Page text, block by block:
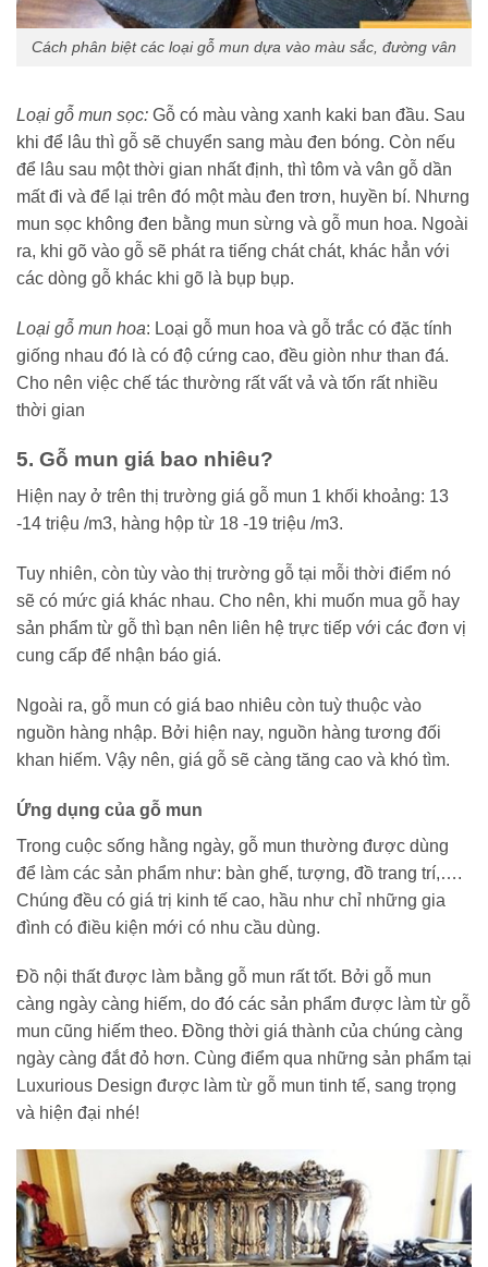
Cách phân biệt các loại gỗ mun dựa vào màu sắc, đường vân
Loại gỗ mun sọc: Gỗ có màu vàng xanh kaki ban đầu. Sau
khi để lâu thì gỗ sẽ chuyển sang màu đen bóng. Còn nếu
để lâu sau một thời gian nhất định, thì tôm và vân gỗ dần
mất đi và để lại trên đó một màu đen trơn, huyền bí. Nhưng
mun sọc không đen bằng mun sừng và gỗ mun hoa. Ngoài
ra, khi gõ vào gỗ sẽ phát ra tiếng chát chát, khác hẳn với
các dòng gỗ khác khi gõ là bụp bụp.
Loại gỗ mun hoa: Loại gỗ mun hoa và gỗ trắc có đặc tính
giống nhau đó là có độ cứng cao, đều giòn như than đá.
Cho nên việc chế tác thường rất vất vả và tốn rất nhiều
thời gian
5. Gỗ mun giá bao nhiêu?
Hiện nay ở trên thị trường giá gỗ mun 1 khối khoảng: 13
-14 triệu /m3, hàng hộp từ 18 -19 triệu /m3.
Tuy nhiên, còn tùy vào thị trường gỗ tại mỗi thời điểm nó
sẽ có mức giá khác nhau. Cho nên, khi muốn mua gỗ hay
sản phẩm từ gỗ thì bạn nên liên hệ trực tiếp với các đơn vị
cung cấp để nhận báo giá.
Ngoài ra, gỗ mun có giá bao nhiêu còn tuỳ thuộc vào
nguồn hàng nhập. Bởi hiện nay, nguồn hàng tương đối
khan hiếm. Vậy nên, giá gỗ sẽ càng tăng cao và khó tìm.
Ứng dụng của gỗ mun
Trong cuộc sống hằng ngày, gỗ mun thường được dùng
để làm các sản phẩm như: bàn ghế, tượng, đồ trang trí,….
Chúng đều có giá trị kinh tế cao, hầu như chỉ những gia
đình có điều kiện mới có nhu cầu dùng.
Đồ nội thất được làm bằng gỗ mun rất tốt. Bởi gỗ mun
càng ngày càng hiếm, do đó các sản phẩm được làm từ gỗ
mun cũng hiếm theo. Đồng thời giá thành của chúng càng
ngày càng đắt đỏ hơn. Cùng điểm qua những sản phẩm tại
Luxurious Design được làm từ gỗ mun tinh tế, sang trọng
và hiện đại nhé!